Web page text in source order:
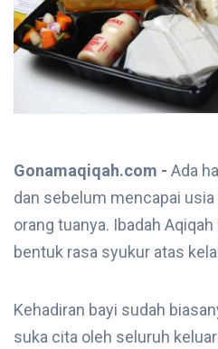
Gonamaqiqah.com - Ada
dan sebelum mencapai usia
orang tuanya. Ibadah
bentuk rasa syukur atas
Kehadiran bayi sudah
suka cita oleh seluruh